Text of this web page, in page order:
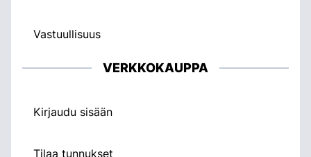
Vastuullisuus
VERKKOKAUPPA
Kirjaudu sisään
Tilaa tunnukset